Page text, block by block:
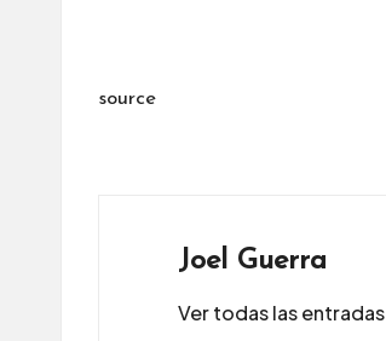
source
Joel Guerra
Ver todas las entradas